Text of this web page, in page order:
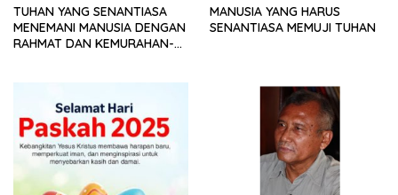
TUHAN YANG SENANTIASA
MENEMANI MANUSIA DENGAN
RAHMAT DAN KEMURAHAN-
MANUSIA YANG HARUS
SENANTIASA MEMUJI TUHAN